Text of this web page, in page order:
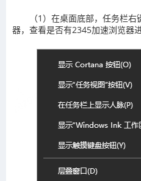
（1）在桌面底部，任务栏
器，查看是否有2345加速浏览器进